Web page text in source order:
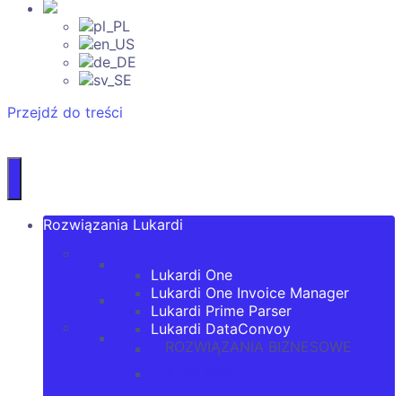
Przejdź do treści
Rozwiązania Lukardi
Lukardi One
Lukardi One Invoice Manager
Lukardi Prime Parser
Lukardi DataConvoy
ROZWIĄZANIA BIZNESOWE